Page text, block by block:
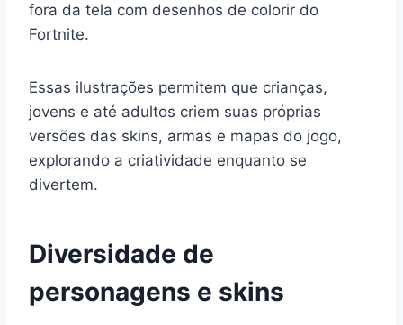
fora da tela com desenhos de colorir do
Fortnite.
Essas ilustrações permitem que crianças,
jovens e até adultos criem suas próprias
versões das skins, armas e mapas do jogo,
explorando a criatividade enquanto se
divertem.
Diversidade de
personagens e skins